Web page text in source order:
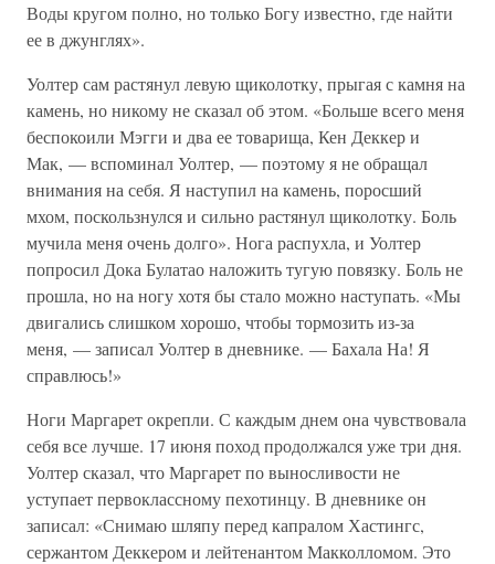
Воды кругом полно, но только Богу известно, где найти
ее в джунглях».
Уолтер сам растянул левую щиколотку, прыгая с камня на
камень, но никому не сказал об этом. «Больше всего меня
беспокоили Мэгги и два ее товарища, Кен Деккер и
Мак, — вспоминал Уолтер, — поэтому я не обращал
внимания на себя. Я наступил на камень, поросший
мхом, поскользнулся и сильно растянул щиколотку. Боль
мучила меня очень долго». Нога распухла, и Уолтер
попросил Дока Булатао наложить тугую повязку. Боль не
прошла, но на ногу хотя бы стало можно наступать. «Мы
двигались слишком хорошо, чтобы тормозить из-за
меня, — записал Уолтер в дневнике. — Бахала На! Я
справлюсь!»
Ноги Маргарет окрепли. С каждым днем она чувствовала
себя все лучше. 17 июня поход продолжался уже три дня.
Уолтер сказал, что Маргарет по выносливости не
уступает первоклассному пехотинцу. В дневнике он
записал: «Снимаю шляпу перед капралом Хастингс,
сержантом Деккером и лейтенантом Макколломом. Это